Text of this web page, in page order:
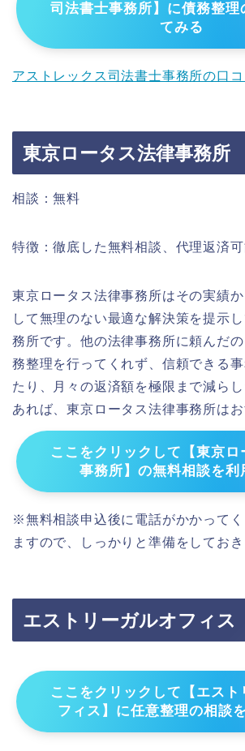
司法書士事務所】に債務整理
てみる
アストレックス司法書士事務所の口
東京ロータス法律事務所
相談：無料
特徴：徹底した無料相談、代理返済
東京ロータス法律事務所はその実績
して無理のない最適な解決策を提示
務所です。他の法律事務所に頼んだ
務整理を行ってくれず、信頼できる
たり、月々の返済額を極限まで減ら
あれば、東京ロータス法律事務所はお
ここをクリックして【東京ロ
事務所】の無料相談を利
※無料相談申込後に電話がかかってく
ますので、しっかりと準備をしておき
エストリーガルオフィス
ここをクリックして【エスト
フィス】に任意整理の相談